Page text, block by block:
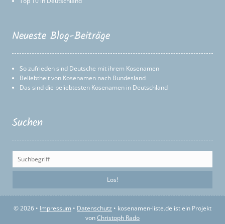
Neueste Blog-Beiträge
So zufrieden sind Deutsche mit ihrem Kosenamen
Beliebtheit von Kosenamen nach Bundesland
Das sind die beliebtesten Kosenamen in Deutschland
Suchen
© 2026 • Impressum • Datenschutz • kosenamen-liste.de ist ein Projekt
vonChristoph Rado